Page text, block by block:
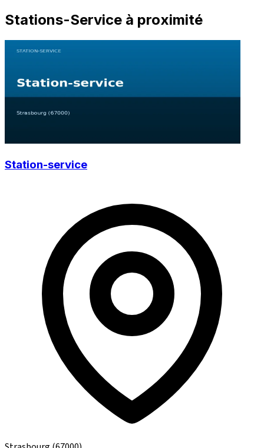
Stations-Service à proximité
Station-service